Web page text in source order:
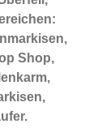
Shop,